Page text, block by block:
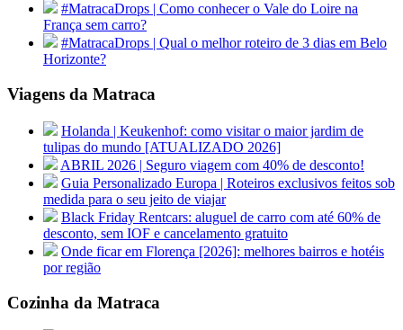
#MatracaDrops | Como conhecer o Vale do Loire na
França sem carro?
#MatracaDrops | Qual o melhor roteiro de 3 dias em Belo
Horizonte?
Viagens da Matraca
Holanda | Keukenhof: como visitar o maior jardim de
tulipas do mundo [ATUALIZADO 2026]
ABRIL 2026 | Seguro viagem com 40% de desconto!
Guia Personalizado Europa | Roteiros exclusivos feitos sob
medida para o seu jeito de viajar
Black Friday Rentcars: aluguel de carro com até 60% de
desconto, sem IOF e cancelamento gratuito
Onde ficar em Florença [2026]: melhores bairros e hotéis
por região
Cozinha da Matraca